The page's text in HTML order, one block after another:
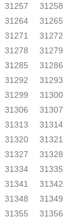
31257
31258
31264
31265
31271
31272
31278
31279
31285
31286
31292
31293
31299
31300
31306
31307
31313
31314
31320
31321
31327
31328
31334
31335
31341
31342
31348
31349
31355
31356